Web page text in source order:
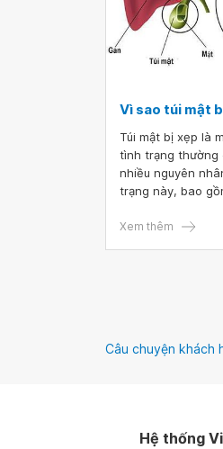
Vì sao túi mật
Túi mật bị xẹp là
tình trạng thường
nhiều nguyên
trạng này, bao
Tùy thuộc vào
Xem thêm
Câu chuyện khách
Hệ thống